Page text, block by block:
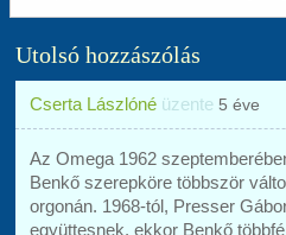
Utolsó hozzászólás
Cserta Lászlóné üzente 5 éve
Az Omega 1962
Benkő szerepköre többször
orgonán. 1968-tól, Presser
együttesnek, ekkor Benkő